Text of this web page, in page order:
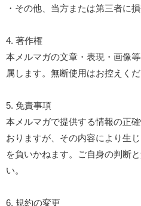
・その他、当方または第三者に
4. 著作権
本メルマガの文章・表現・画像
属します。無断使用はお控えくだ
5. 免責事項
本メルマガで提供する情報の正
おりますが、その内容により生
を負いかねます。ご自身の判断
い。
6. 規約の変更